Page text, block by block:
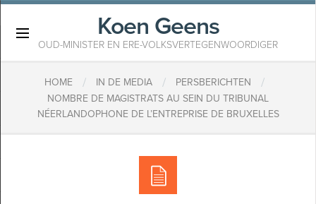
Koen Geens
OUD-MINISTER EN ERE-VOLKSVERTEGENWOORDIGER
HOME / IN DE MEDIA / PERSBERICHTEN /
NOMBRE DE MAGISTRATS AU SEIN DU TRIBUNAL
NÉERLANDOPHONE DE L’ENTREPRISE DE BRUXELLES